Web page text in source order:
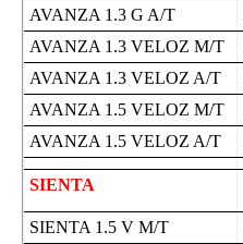
AVANZA 1.3 G A/T
AVANZA 1.3 VELOZ M/T
AVANZA 1.3 VELOZ A/T
AVANZA 1.5 VELOZ M/T
AVANZA 1.5 VELOZ A/T
SIENTA
SIENTA 1.5 V M/T